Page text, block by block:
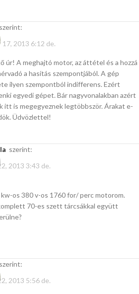
szerint:
2013 6:12 de.
úr! A meghajtó motor, az áttétel és a hozzá
a hasítás szempontjából. A gép
ilyen szempontból indifferens. Ezért
egyedi gépet. Bár nagyvonalakban azért
itt is megegyeznek legtöbbször. Árakat e-
Üdvözlettel!
szerint:
2013 3:43 de.
kw-os 380 v-os 1760 for/ perc motorom.
70-es szett tárcsákkal együtt
szerint:
2013 5:56 de.